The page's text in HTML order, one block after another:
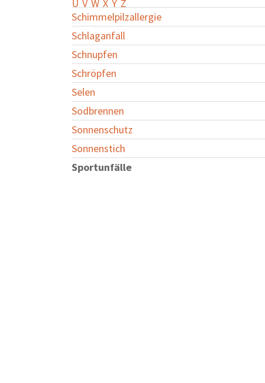
U V W X Y Z
Schimmelpilzallergie
Schlaganfall
Schnupfen
Schröpfen
Selen
Sodbrennen
Sonnenschutz
Sonnenstich
Sportunfälle